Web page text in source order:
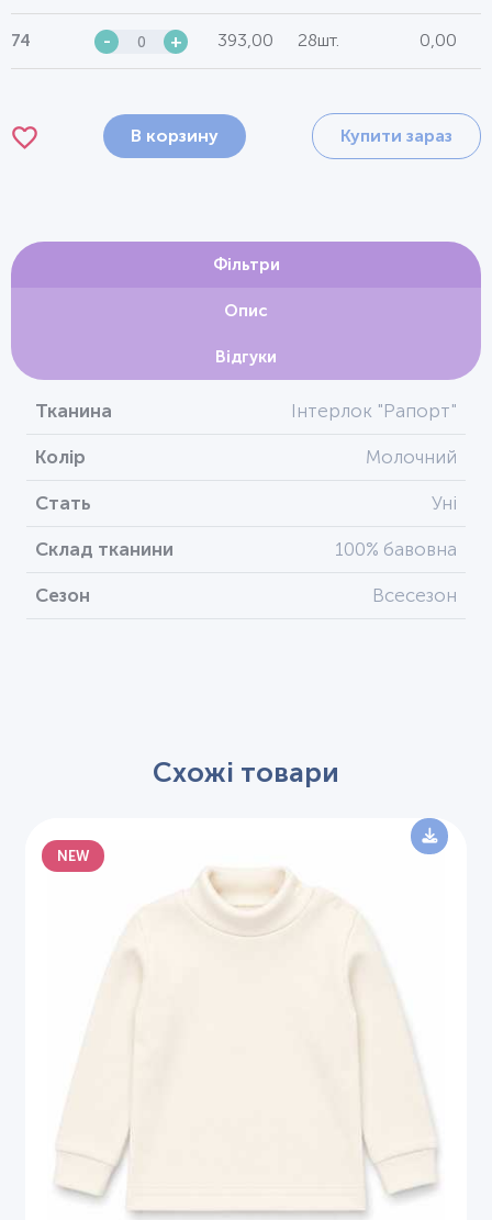
74 - + 393,00 28шт. 0,00
В корзину Купити зараз
Фільтри
Опис
Відгуки
Тканина Інтерлок "Рапорт"
Колір Молочний
Стать Уні
Склад тканини 100% бавовна
Сезон Всесезон
Схожі товари
NEW